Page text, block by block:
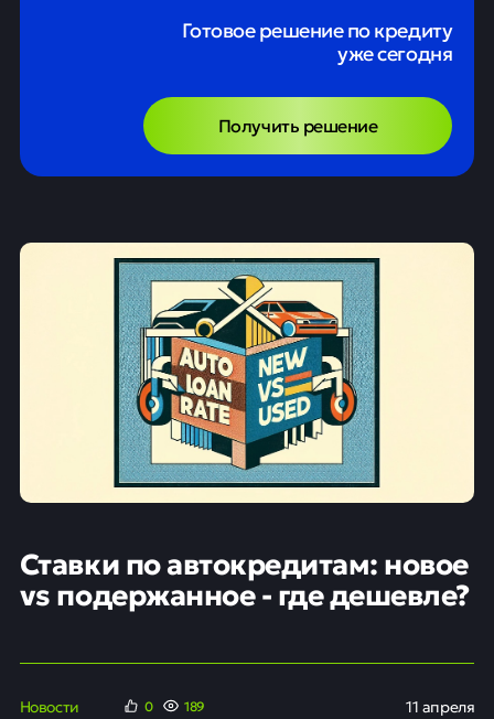
Готовое решение по кредиту
уже сегодня
Получить решение
Ставки по автокредитам: новое
vs подержанное - где дешевле?
Новости 0 189 11 апреля